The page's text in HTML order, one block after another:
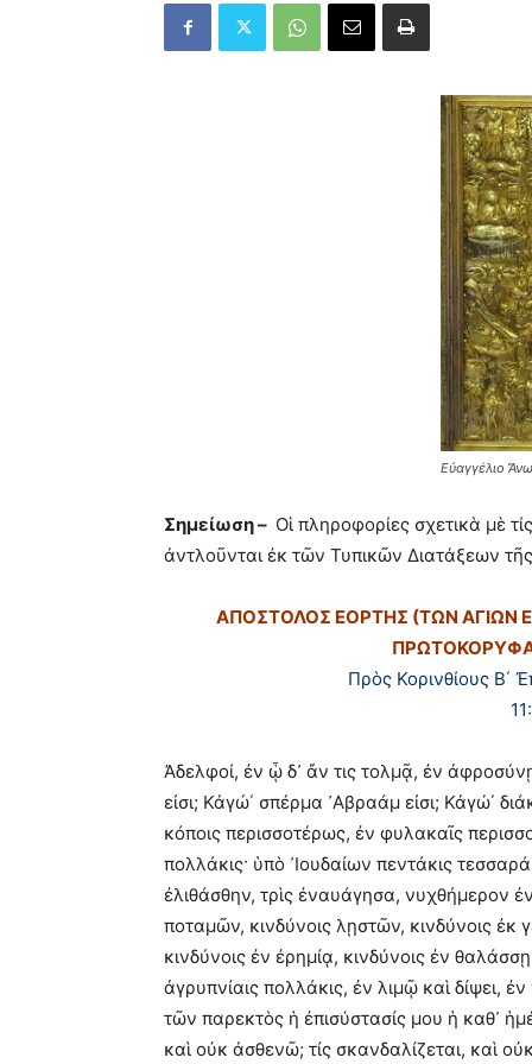
Εὐαγγέλιο
Σημείωση – Οἱ πληροφορίες σχετικὰ μὲ
ἀντλοῦνται ἐκ τῶν Τυπικῶν Διατάξεων
ΑΠΟΣΤΟΛΟΣ ΕΟΡΤΗΣ (ΤΩΝ ΑΓΙΩΝ
Πρὸς Κορινθίους Β΄
Ἀδελφοί, ἐν ᾧ δ᾽ ἄν τις τολμᾷ, ἐν
εἰσι; Κἀγώ΄ σπέρμα ᾽Αβραάμ εἰσι; Κἀγώ΄
κόποις περισσοτέρως, ἐν φυλακαῖς
πολλάκις· ὑπὸ ᾽Ιουδαίων πεντάκις
ἐλιθάσθην, τρὶς ἐναυάγησα, νυχθήμερον
ποταμῶν, κινδύνοις λῃστῶν, κινδύνοις ἐκ
κινδύνοις ἐν ἐρημίᾳ, κινδύνοις ἐν
ἀγρυπνίαις πολλάκις, ἐν λιμῷ καὶ δίψει,
τῶν παρεκτὸς ἡ ἐπισύστασίς μου ἡ καθ᾽
καὶ οὐκ ἀσθενῶ; τίς σκανδαλίζεται, καὶ